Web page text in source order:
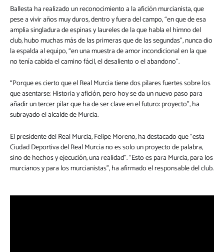
Ballesta ha realizado un reconocimiento a la afición murcianista, que
pese a vivir años muy duros, dentro y fuera del campo, “en que de esa
amplia singladura de espinas y laureles de la que habla el himno del
club, hubo muchas más de las primeras que de las segundas”, nunca dio
la espalda al equipo, “en una muestra de amor incondicional en la que
no tenía cabida el camino fácil, el desaliento o el abandono”.
“Porque es cierto que el Real Murcia tiene dos pilares fuertes sobre los
que asentarse: Historia y afición, pero hoy se da un nuevo paso para
añadir un tercer pilar que ha de ser clave en el futuro: proyecto”, ha
subrayado el alcalde de Murcia.
El presidente del Real Murcia, Felipe Moreno, ha destacado que “esta
Ciudad Deportiva del Real Murcia no es solo un proyecto de palabra,
sino de hechos y ejecución, una realidad”. “Esto es para Murcia, para los
murcianos y para los murcianistas”, ha afirmado el responsable del club.